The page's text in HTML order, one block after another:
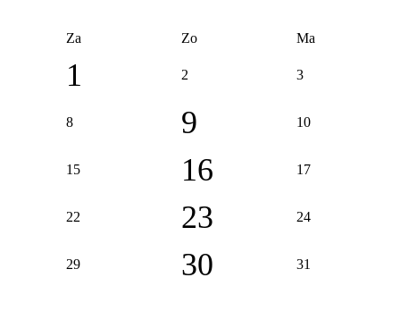
Za Zo Ma
1 2 3
8 9 10
15 16 17
22 23 24
29 30 31